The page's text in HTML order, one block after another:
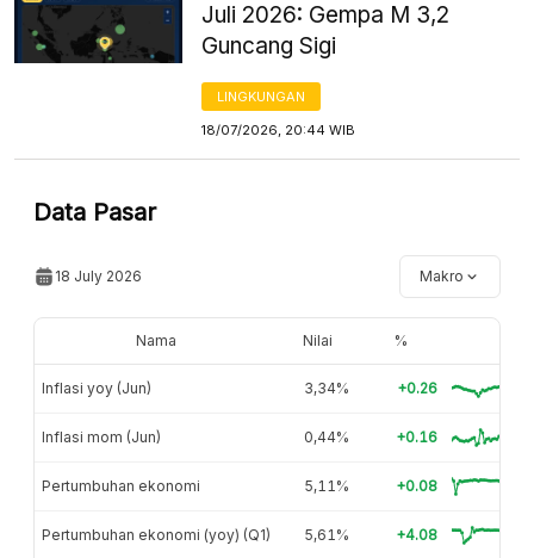
Juli 2026: Gempa M 3,2
Guncang Sigi
LINGKUNGAN
18/07/2026, 20:44 WIB
Data Pasar
18 July 2026 Makro
Nama Nilai %
Inflasi yoy (Jun) 3,34% +0.26
Inflasi mom (Jun) 0,44% +0.16
Pertumbuhan ekonomi 5,11% +0.08
Pertumbuhan ekonomi (yoy) (Q1) 5,61% +4.08